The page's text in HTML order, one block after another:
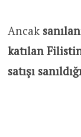
Ancak
katılan
satışı